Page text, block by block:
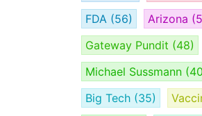
FDA (56) Arizona
Gateway Pundit (48)
Michael Sussmann
Big Tech (35)